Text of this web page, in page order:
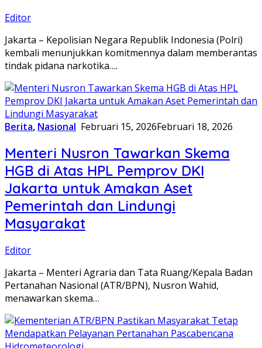
Editor
Jakarta – Kepolisian Negara Republik Indonesia (Polri)
kembali menunjukkan komitmennya dalam memberantas
tindak pidana narkotika….
Berita, Nasional Februari 15, 2026Februari 18, 2026
Menteri Nusron Tawarkan Skema
HGB di Atas HPL Pemprov DKI
Jakarta untuk Amakan Aset
Pemerintah dan Lindungi
Masyarakat
Editor
​Jakarta – Menteri Agraria dan Tata Ruang/Kepala Badan
Pertanahan Nasional (ATR/BPN), Nusron Wahid,
menawarkan skema…